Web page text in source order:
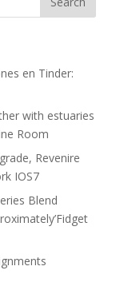
en Tinder:
with estuaries
Room
Revenire
IOS7
Blend